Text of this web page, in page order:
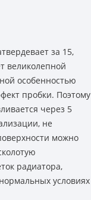
за 15,
великолепной
особенностью
пробки. Поэтому
через 5
не
можно
радиатора,
условиях